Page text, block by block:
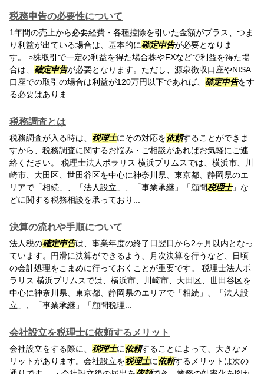
税務申告の必要性について
1年間の売上から必要経費・各種控除を引いた金額がプラス、つま
り利益が出ている場合は、基本的に確定申告が必要となりま
す。 ○株取引で一定の利益を得た場合株やFXなどで利益を得た場
合は、 確定申告が必要となります。ただし、源泉徴収口座やNISA
口座での取引の場合は利益が120万円以下であれば、 確定申告をす
る必要はありま...
税務調査とは
税務調査が入る時は、 税理士にその対応を依頼することができま
すから、税務調査に関するお悩み・ご相談があればお気軽にご連
絡ください。 税理士法人ポラリス 横浜プリムスでは、横浜市、川
崎市、大田区、世田谷区を中心に神奈川県、東京都、静岡県のエ
リアで「相続」、「法人設立」、「事業承継」「顧問税理士」な
どに関する税務相談を承っており...
決算の流れや手順について
法人税の確定申告は、事業年度の終了日翌日から2ヶ月以内となっ
ています。円滑に決算ができるよう、月次決算を行うなど、日頃
の会計処理をこまめに行っておくことが重要です。 税理士法人ポ
ラリス 横浜プリムスでは、横浜市、川崎市、大田区、世田谷区を
中心に神奈川県、東京都、静岡県のエリアで「相続」、「法人設
立」、「事業承継」「顧問税理...
会社設立を税理士に依頼するメリット
会社設立をする際に、 税理士に依頼することによって、大きなメ
リットがあります。会社設立を税理士に依頼するメリットは次の